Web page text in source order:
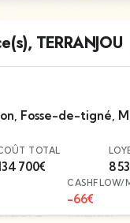
TERRANJOU
Fosse-de-tigné,
TOTAL
700€ 8
CASHFLOW/
-66€
& DPE Financier